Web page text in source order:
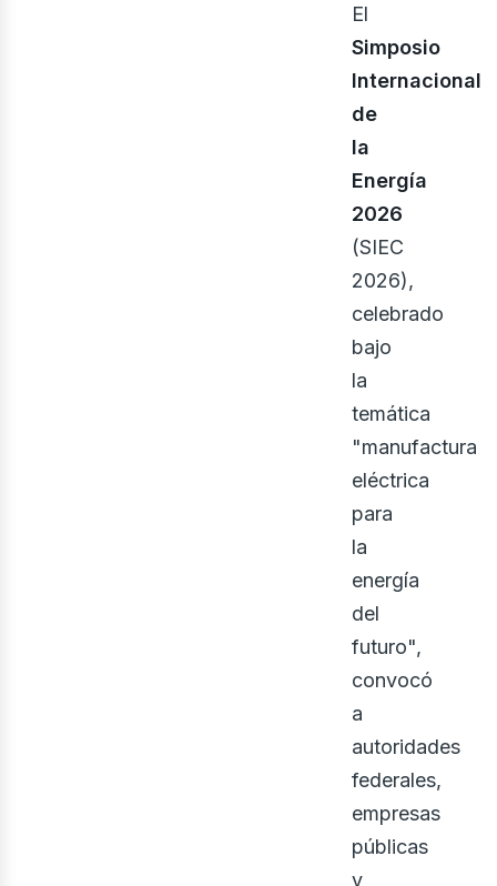
El
Simposio
Internacional
de
la
Energía
2026
(SIEC
2026),
celebrado
bajo
la
temática
"manufactura
eléctrica
para
la
energía
del
futuro",
convocó
a
autoridades
federales,
empresas
públicas
y